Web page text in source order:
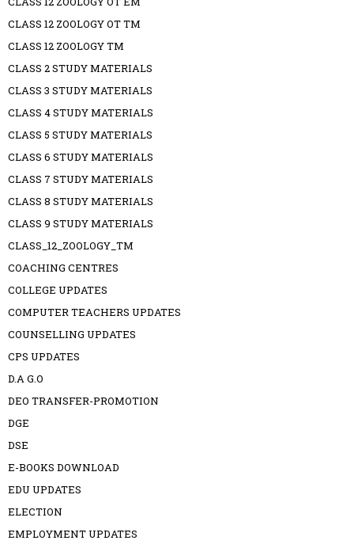
CLASS 12 ZOOLOGY OT TM
CLASS 12 ZOOLOGY TM
CLASS 2 STUDY MATERIALS
CLASS 3 STUDY MATERIALS
CLASS 4 STUDY MATERIALS
CLASS 5 STUDY MATERIALS
CLASS 6 STUDY MATERIALS
CLASS 7 STUDY MATERIALS
CLASS 8 STUDY MATERIALS
CLASS 9 STUDY MATERIALS
CLASS_12_ZOOLOGY_TM
COACHING CENTRES
COLLEGE UPDATES
COMPUTER TEACHERS UPDATES
COUNSELLING UPDATES
CPS UPDATES
D.A G.O
DEO TRANSFER-PROMOTION
DGE
DSE
E-BOOKS DOWNLOAD
EDU UPDATES
ELECTION
EMPLOYMENT UPDATES